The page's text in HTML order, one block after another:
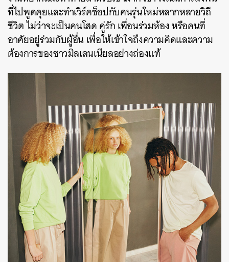
ที่ไปพูดคุยและทำเวิร์คช็อปกับคนรุ่นใหม่หลากหลายวิถี
ชีวิต ไม่ว่าจะเป็นคนโสด คู่รัก เพื่อนร่วมห้อง หรือคนที่
อาศัยอยู่ร่วมกับผู้อื่น เพื่อให้เข้าใจถึงความคิดและความ
ต้องการของชาวมิลเลนเนียลอย่างถ่องแท้
SHARE TWEET LINE EMAIL